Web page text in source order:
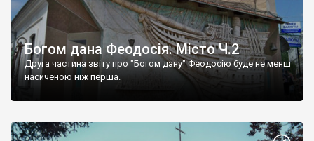
Богом дана Феодосія. Місто Ч.2
Друга частина звіту про "Богом дану" Феодосію буде не менш
насиченою ніж перша.